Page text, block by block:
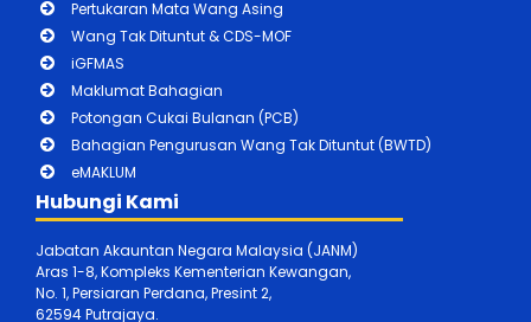
Pertukaran Mata Wang Asing
Wang Tak Dituntut & CDS-MOF
iGFMAS
Maklumat Bahagian
Potongan Cukai Bulanan (PCB)
Bahagian Pengurusan Wang Tak Dituntut (BWTD)
eMAKLUM
Hubungi Kami
Jabatan Akauntan Negara Malaysia (JANM)
Aras 1-8, Kompleks Kementerian Kewangan,
No. 1, Persiaran Perdana, Presint 2,
62594 Putrajaya.